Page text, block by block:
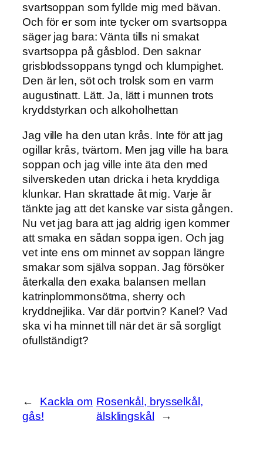
svartsoppan som fyllde mig med bävan.
Och för er som inte tycker om svartsoppa
säger jag bara: Vänta tills ni smakat
svartsoppa på gåsblod. Den saknar
grisblodssoppans tyngd och klumpighet.
Den är len, söt och trolsk som en varm
augustinatt. Lätt. Ja, lätt i munnen trots
kryddstyrkan och alkoholhettan
Jag ville ha den utan krås. Inte för att jag
ogillar krås, tvärtom. Men jag ville ha bara
soppan och jag ville inte äta den med
silverskeden utan dricka i heta kryddiga
klunkar. Han skrattade åt mig. Varje år
tänkte jag att det kanske var sista gången.
Nu vet jag bara att jag aldrig igen kommer
att smaka en sådan soppa igen. Och jag
vet inte ens om minnet av soppan längre
smakar som själva soppan. Jag försöker
återkalla den exaka balansen mellan
katrinplommonsötma, sherry och
kryddnejlika. Var där portvin? Kanel? Vad
ska vi ha minnet till när det är så sorgligt
ofullständigt?
←
Kackla om
gås!
Rosenkål, brysselkål,
älsklingskål
→